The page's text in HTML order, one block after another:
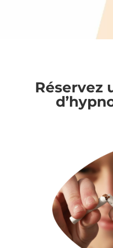
Réservez